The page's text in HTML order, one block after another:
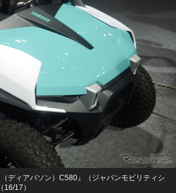
ディアパソン）C580』（ジャパンモビリティシ
16/17）